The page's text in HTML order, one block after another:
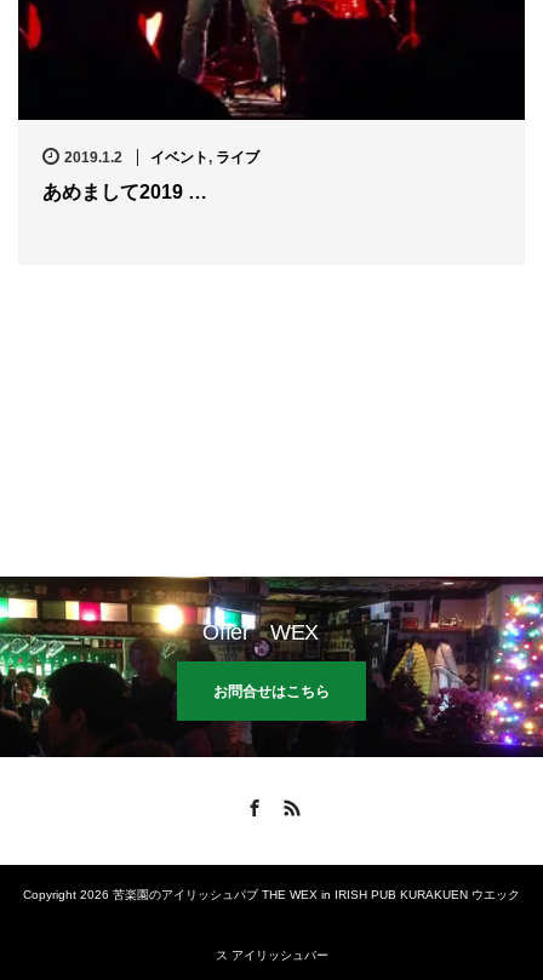
2019.1.2 イベント, ライブ
あめまして2019 …
Offer WEX
お問合せはこちら
Facebook
Copyright 2026 苦楽園のアイリッシュパブ THE WEX in IRISH PUB KURAKUEN ウエック
ス アイリッシュバー